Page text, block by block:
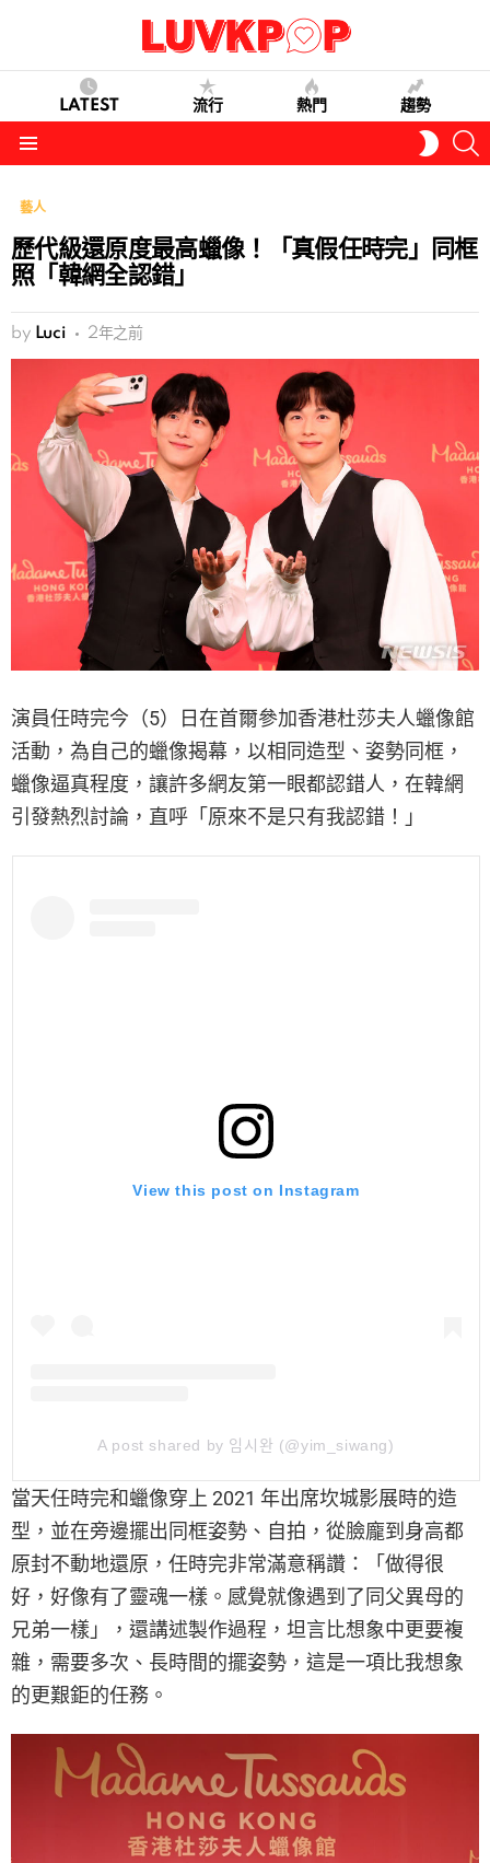
LATEST 流行 熱門 趨勢
SKIN
藝人
歷代級還原度最高蠟像！「真假任時完」同框
照「韓網全認錯」
by Luci 2年之前
演員任時完今（5）日在首爾參加香港杜莎夫人蠟像館
活動，為自己的蠟像揭幕，以相同造型、姿勢同框，
蠟像逼真程度，讓許多網友第一眼都認錯人，在韓網
引發熱烈討論，直呼「原來不是只有我認錯！」
View this post on Instagram
A post shared by 임시완 (@yim_siwang)
當天任時完和蠟像穿上 2021 年出席坎城影展時的造
型，並在旁邊擺出同框姿勢、自拍，從臉龐到身高都
原封不動地還原，任時完非常滿意稱讚：「做得很
好，好像有了靈魂一樣。感覺就像遇到了同父異母的
兄弟一樣」，還講述製作過程，坦言比想象中更要複
雜，需要多次、長時間的擺姿勢，這是一項比我想象
的更艱鉅的任務。